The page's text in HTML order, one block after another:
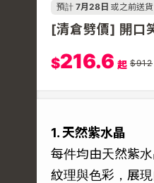
預計 7月28日 或之前送貨
[清倉劈價] 開口
$216.6 起 $912
1. 天然紫水晶
每件均由天然紫
紋理與色彩，展